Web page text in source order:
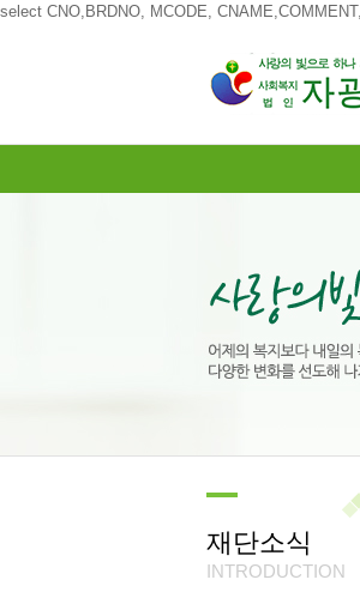
select CNO,BRDNO, MCODE,
재단소식
INTRODUCTION